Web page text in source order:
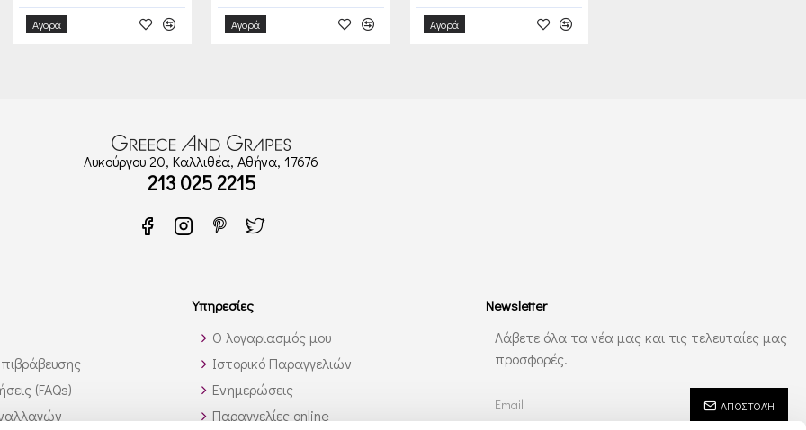
Αγορά Αγορά Αγορά
Λυκούργου 20, Καλλιθέα, Αθήνα, 17676
213 025 2215
(FAQs)
Υπηρεσίες
Ο λογαριασμός μου
Ιστορικό Παραγγελιών
Ενημερώσεις
Παραγγελίες online
Newsletter
Λάβετε όλα τα νέα μας και τις τελευταίες μας
προσφορές.
ΑΠΟΣΤΟΛΉ